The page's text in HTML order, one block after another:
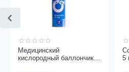
Медицинский
кислородный баллончик
5